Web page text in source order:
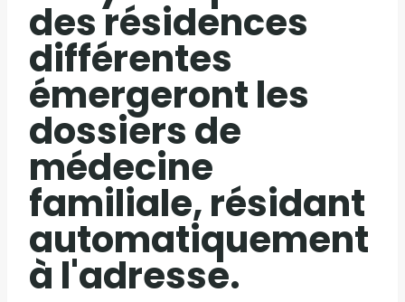
des résidences
différentes
émergeront les
dossiers de
médecine
familiale, résidant
automatiquement
à l'adresse.